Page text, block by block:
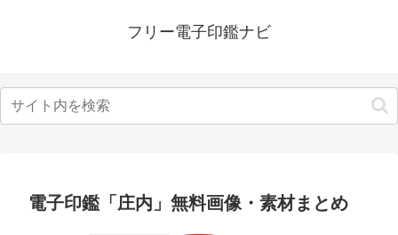
フリー電子印鑑ナビ
電子印鑑「庄内」無料画像・素材まとめ